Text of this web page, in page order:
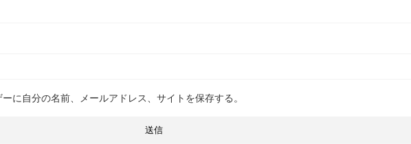
に自分の名前、メールアドレス、サイトを保存する。